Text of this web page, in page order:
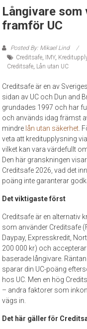
Långivare
framför UC
Posted By: Mikael Lind
Creditsafe, IMY,
Creditsafe, Lån utan UC
Creditsafe är en av
sidan av UC och Dun and
grundades 1997 och har
och används idag främst
mindre lån utan säkerhet.
veta att kreditupplysning
vilket kan vara värdefullt
Den här granskningen
Creditsafe 2026, vad det
poäng inte garanterar
Det viktigaste först
Creditsafe är en alternativ
som använder Creditsafe
Daypay, Expresskredit,
200 000 kr) och
baserade långivare.
sparar din UC-poäng
hos UC. Men en hög
– andra faktorer som
vägs in.
Det här gäller för